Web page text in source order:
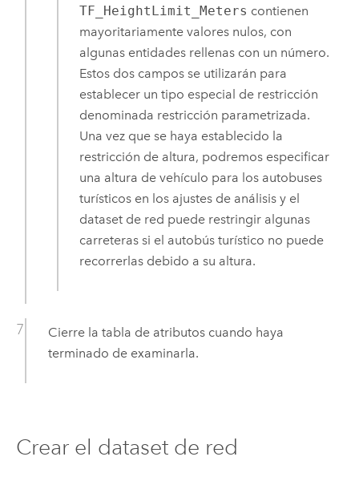
TF_HeightLimit_Meters contienen
mayoritariamente valores nulos, con
algunas entidades rellenas con un número.
Estos dos campos se utilizarán para
establecer un tipo especial de restricción
denominada restricción parametrizada.
Una vez que se haya establecido la
restricción de altura, podremos especificar
una altura de vehículo para los autobuses
turísticos en los ajustes de análisis y el
dataset de red puede restringir algunas
carreteras si el autobús turístico no puede
recorrerlas debido a su altura.
Cierre la tabla de atributos cuando haya
terminado de examinarla.
Crear el dataset de red